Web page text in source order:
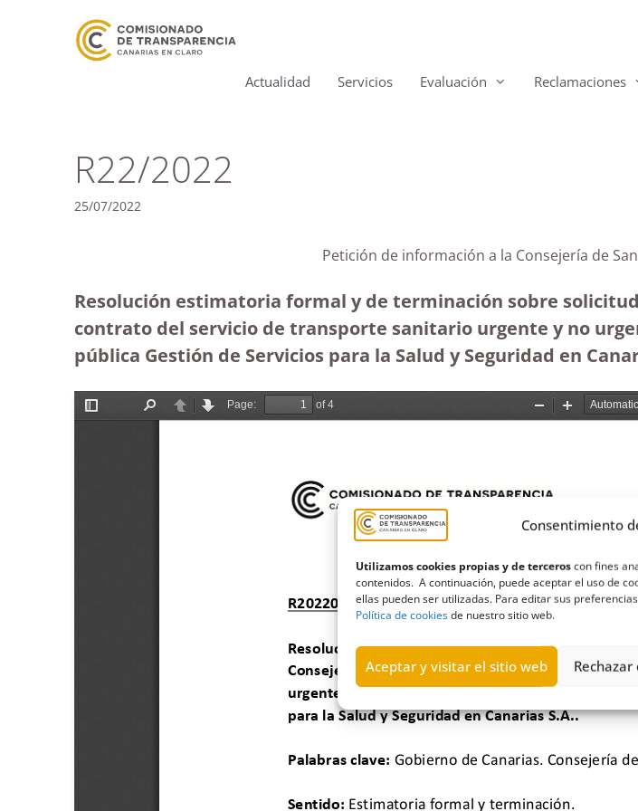
Consentimiento
Utilizamos cookies propias y de terceroscon fines
contenidos. A continuación, puede aceptar el uso de
ellas pueden ser utilizadas. Para editar sus
Política de cookiesde nuestro sitio web.
Aceptar y visitar el sitio web Rechazar
Actualidad Servicios Evaluación Reclamaciones
R22/2022
25/07/2022
Petición de información a la Consejería de
Resolución estimatoria formal y de terminación sobre
contrato del servicio de transporte sanitario urgente y no
pública Gestión de Servicios para la Salud y Seguridad en